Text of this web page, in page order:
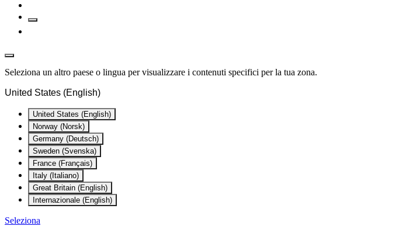
Seleziona un altro paese o lingua per visualizzare i contenuti specifici per la tua zona.
United States (English)
United States (English)
Norway (Norsk)
Germany (Deutsch)
Sweden (Svenska)
France (Français)
Italy (Italiano)
Great Britain (English)
Internazionale (English)
Seleziona